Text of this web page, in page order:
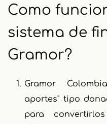
Como
sistema de
Gramor?
Gramor
aportes" tipo
para